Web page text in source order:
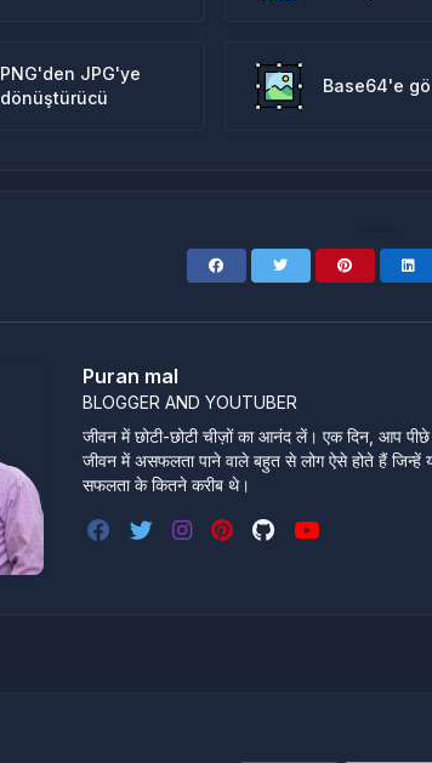
PNG'den JPG'ye
dönüştürücü
Base64'e
Puran mal
BLOGGER AND YOUTUBER
जीवन में छोटी-छोटी चीज़ों का आनंद लें। एक दिन, आप
जीवन में असफलता पाने वाले बहुत से लोग ऐसे होते हैं जिन्हें
सफलता के कितने करीब थे।